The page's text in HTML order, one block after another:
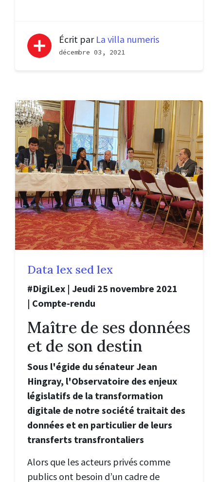
Écrit par La villa numeris
décembre 03, 2021
Data lex sed lex
#DigiLex | Jeudi 25 novembre 2021
| Compte-rendu
Maître de ses données
et de son destin
Sous l'égide du sénateur Jean
Hingray, l'Observatoire des enjeux
législatifs de la transformation
digitale de notre société traitait des
données et en particulier de leurs
transferts transfrontaliers
Alors que les acteurs privés comme
publics ont besoin d’un cadre de